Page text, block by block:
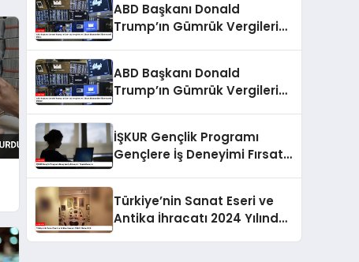
ABD Başkanı Donald
Trump’ın Gümrük Vergileri
ABD Başkanı Donald
Trump’ın Gümrük Vergileri
İŞKUR Gençlik Programı
Gençlere İş Deneyimi Fırsatı
Türkiye’nin Sanat Eseri ve
Antika İhracatı 2024 Yılında